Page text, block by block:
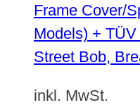
Frame Cover/
Models) +
Street Bob,
inkl. MwSt.